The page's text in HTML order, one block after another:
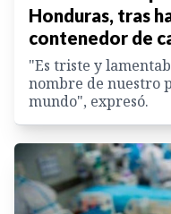
Honduras, tras
contenedor de
"Es triste y
nombre de nuestro
mundo", expresó.